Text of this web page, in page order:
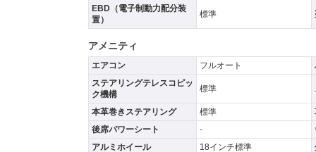
EBD（電子制動力配分装
置）
標準
アメニティ
エアコン フルオート
ステアリングテレスコピッ
ク機構
標準
本革巻きステアリング 標準
後席パワーシート
-
アルミホイール
18インチ標準